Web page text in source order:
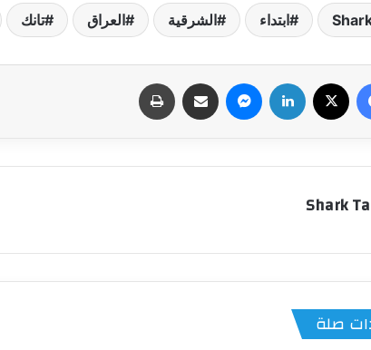
ابتداء الشرقية العراق تانك
فيسبوك لينكدإن ماسنجر مشاركة عبر البريد
Shark
صلة